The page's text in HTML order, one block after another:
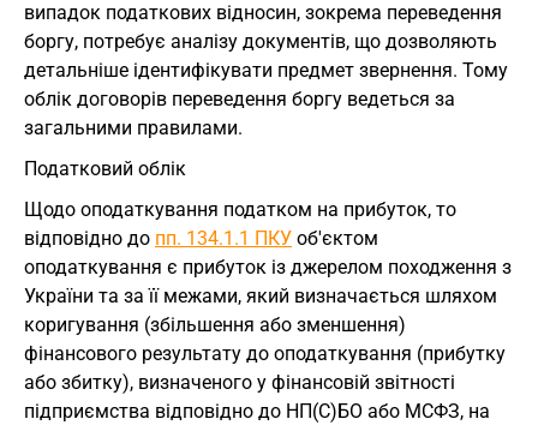
випадок податкових відносин, зокрема переведення
боргу, потребує аналізу документів, що дозволяють
детальніше ідентифікувати предмет звернення. Тому
облік договорів переведення боргу ведеться за
загальними правилами.
Податковий облік
Щодо оподаткування податком на прибуток, то
відповідно до пп. 134.1.1 ПКУ об'єктом
оподаткування є прибуток із джерелом походження з
України та за її межами, який визначається шляхом
коригування (збільшення або зменшення)
фінансового результату до оподаткування (прибутку
або збитку), визначеного у фінансовій звітності
підприємства відповідно до НП(С)БО або МСФЗ, на